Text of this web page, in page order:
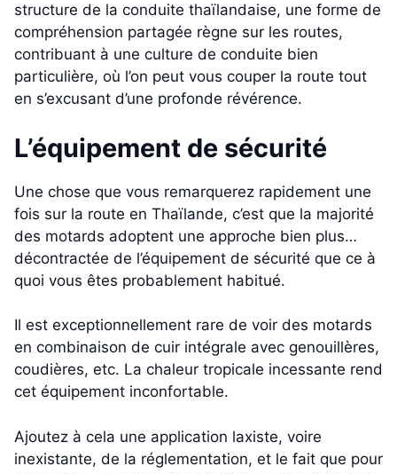
structure de la conduite thaïlandaise, une forme de
compréhension partagée règne sur les routes,
contribuant à une culture de conduite bien
particulière, où l’on peut vous couper la route tout
en s’excusant d’une profonde révérence.
L’équipement de sécurité
Une chose que vous remarquerez rapidement une
fois sur la route en Thaïlande, c’est que la majorité
des motards adoptent une approche bien plus…
décontractée de l’équipement de sécurité que ce à
quoi vous êtes probablement habitué.
Il est exceptionnellement rare de voir des motards
en combinaison de cuir intégrale avec genouillères,
coudières, etc. La chaleur tropicale incessante rend
cet équipement inconfortable.
Ajoutez à cela une application laxiste, voire
inexistante, de la réglementation, et le fait que pour